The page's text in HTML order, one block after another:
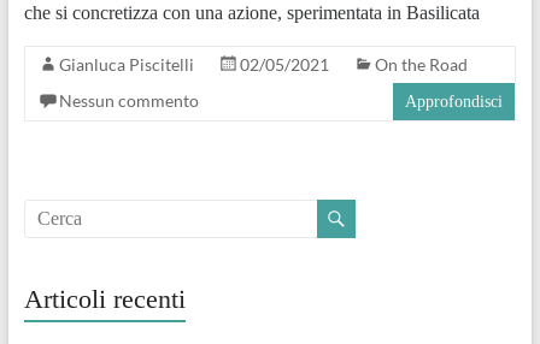
che si concretizza con una azione, sperimentata in Basilicata
Gianluca Piscitelli 02/05/2021
On the Road
Nessun commento
Approfondisci
Articoli recenti